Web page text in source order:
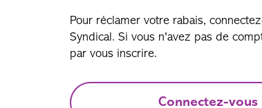
Pour réclamer votre rabais,
Syndical. Si vous n'avez pas de
par vous inscrire.
Connectez-vous